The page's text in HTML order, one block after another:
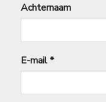
Achternaam
E-mail*